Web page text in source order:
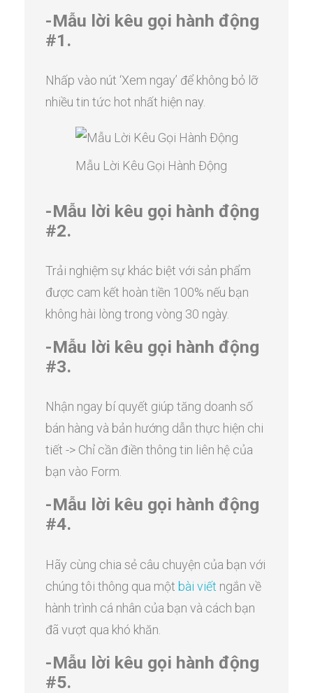
-Mẫu lời kêu gọi hành động
#1.
Nhấp vào nút ‘Xem ngay’ để không bỏ lỡ
nhiều tin tức hot nhất hiện nay.
Mẫu Lời Kêu Gọi Hành Động
-Mẫu lời kêu gọi hành động
#2.
Trải nghiệm sự khác biệt với sản phẩm
được cam kết hoàn tiền 100% nếu bạn
không hài lòng trong vòng 30 ngày.
-Mẫu lời kêu gọi hành động
#3.
Nhận ngay bí quyết giúp tăng doanh số
bán hàng và bản hướng dẫn thực hiện chi
tiết -> Chỉ cần điền thông tin liên hệ của
bạn vào Form.
-Mẫu lời kêu gọi hành động
#4.
Hãy cùng chia sẻ câu chuyện của bạn với
chúng tôi thông qua mộtbài viết ngắn về
hành trình cá nhân của bạn và cách bạn
đã vượt qua khó khăn.
-Mẫu lời kêu gọi hành động
#5.